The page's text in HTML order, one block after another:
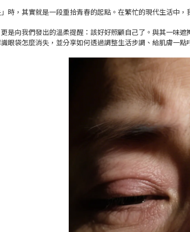
時，其實就是一段重拾青春的起點。在繁忙的現代生活中
是向我們發出的溫柔提醒：該好好照顧自己了。與其一味
眼袋怎麼消失，並分享如何透過調整生活步調、給肌膚一